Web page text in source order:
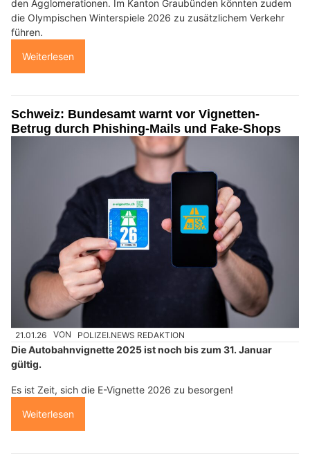
den Agglomerationen. Im Kanton Graubünden könnten zudem
die Olympischen Winterspiele 2026 zu zusätzlichem Verkehr
führen.
Weiterlesen
Schweiz: Bundesamt warnt vor Vignetten-
Betrug durch Phishing-Mails und Fake-Shops
21.01.26 VON POLIZEI.NEWS REDAKTION
Die Autobahnvignette 2025 ist noch bis zum 31. Januar
gültig.
Es ist Zeit, sich die E-Vignette 2026 zu besorgen!
Weiterlesen